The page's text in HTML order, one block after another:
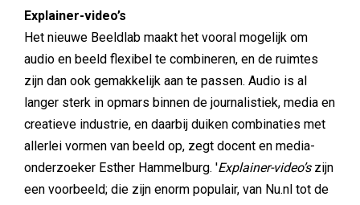
Explainer-video’s
Het nieuwe Beeldlab maakt het vooral mogelijk om
audio en beeld flexibel te combineren, en de ruimtes
zijn dan ook gemakkelijk aan te passen. Audio is al
langer sterk in opmars binnen de journalistiek, media en
creatieve industrie, en daarbij duiken combinaties met
allerlei vormen van beeld op, zegt docent en media-
onderzoeker Esther Hammelburg. 'Explainer-video’szijn
een voorbeeld; die zijn enorm populair, van Nu.nl tot de